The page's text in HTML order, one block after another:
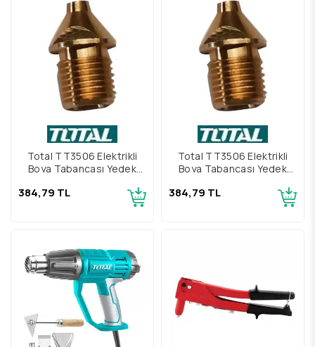
Total TT3506 Elektrikli
Boya Tabancası Yedek
384,79 TL
Total TT3506 Elektrikli
Boya Tabancası Yedek
384,79 TL